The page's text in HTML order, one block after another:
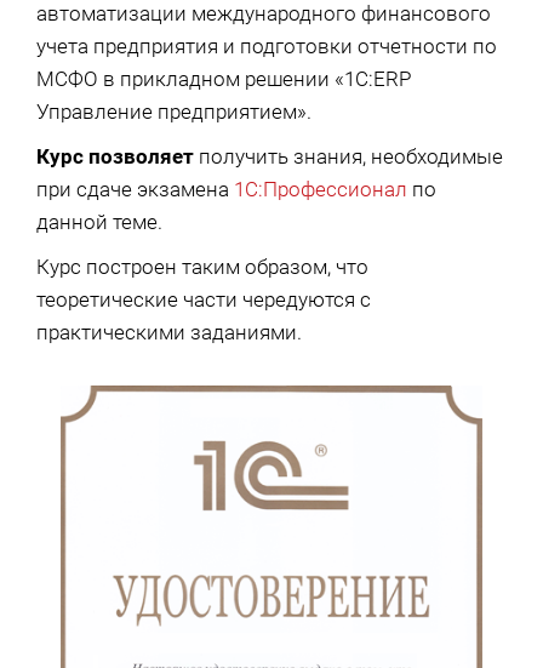
автоматизации международного финансового
учета предприятия и подготовки отчетности по
МСФО в прикладном решении «1С:ERP
Управление предприятием».
Курс позволяет получить знания, необходимые
при сдаче экзамена 1С:Профессионал по
данной теме.
Курс построен таким образом, что
теоретические части чередуются с
практическими заданиями.